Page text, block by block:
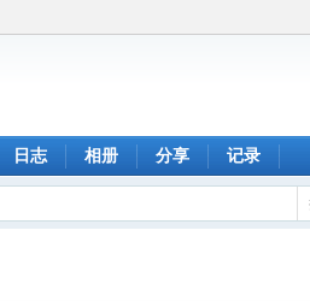
日志 相册 分享 记录